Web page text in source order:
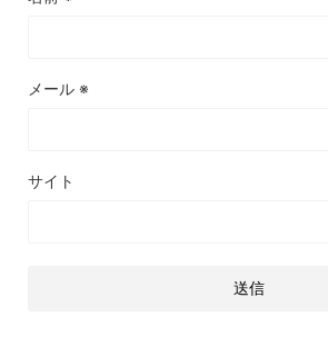
メール ※
サイト